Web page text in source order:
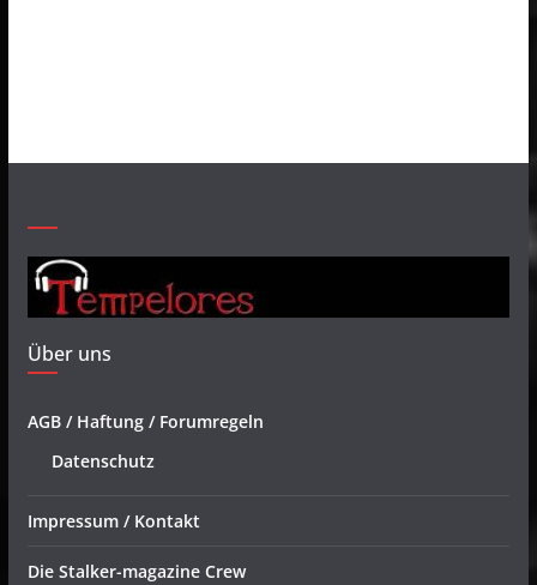
Über uns
AGB / Haftung / Forumregeln
Datenschutz
Impressum / Kontakt
Die Stalker-magazine Crew